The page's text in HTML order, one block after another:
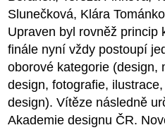
Slunečková, Klára
Upraven byl rovněž princip
finále nyní vždy postoupí
oborové kategorie (design,
design, fotografie,
design). Vítěze následně
Akademie designu ČR.